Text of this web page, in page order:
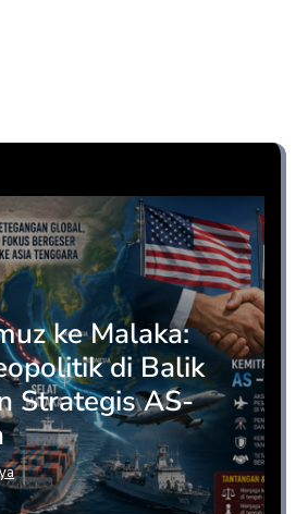
ke Malaka:
di Balik
Strategis AS-